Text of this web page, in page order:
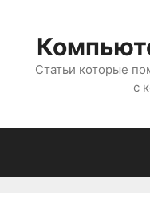
содержимому
Статьи которые
с